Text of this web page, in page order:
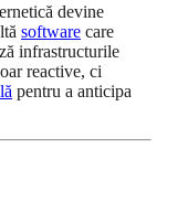
devine
software care
infrastructurile
reactive, ci
pentru a anticipa